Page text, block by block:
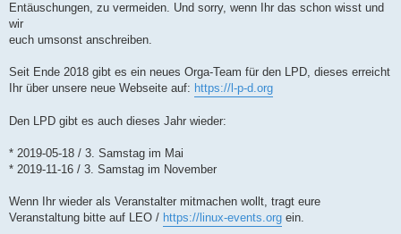
Entäuschungen, zu vermeiden. Und sorry, wenn Ihr das schon wisst und
wir
euch umsonst anschreiben.
Seit Ende 2018 gibt es ein neues Orga-Team für den LPD, dieses erreicht
Ihr über unsere neue Webseite auf: https://l-p-d.org
Den LPD gibt es auch dieses Jahr wieder:
* 2019-05-18 / 3. Samstag im Mai
* 2019-11-16 / 3. Samstag im November
Wenn Ihr wieder als Veranstalter mitmachen wollt, tragt eure
Veranstaltung bitte auf LEO / https://linux-events.org ein.